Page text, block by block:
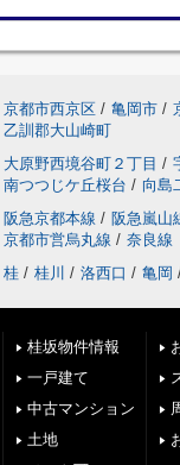
京都市西京区 / 亀岡市 /
乙訓郡大山崎町
大原野西境谷町２丁目 /
南つつじケ丘桜台 / 向島
阪急京都本線 / 阪急嵐山
京都市営烏丸線 / 奈良線
桂 / 桂川 / 洛西口 / 亀岡
桂坂物件情報
一戸建て
中古マンション
土地